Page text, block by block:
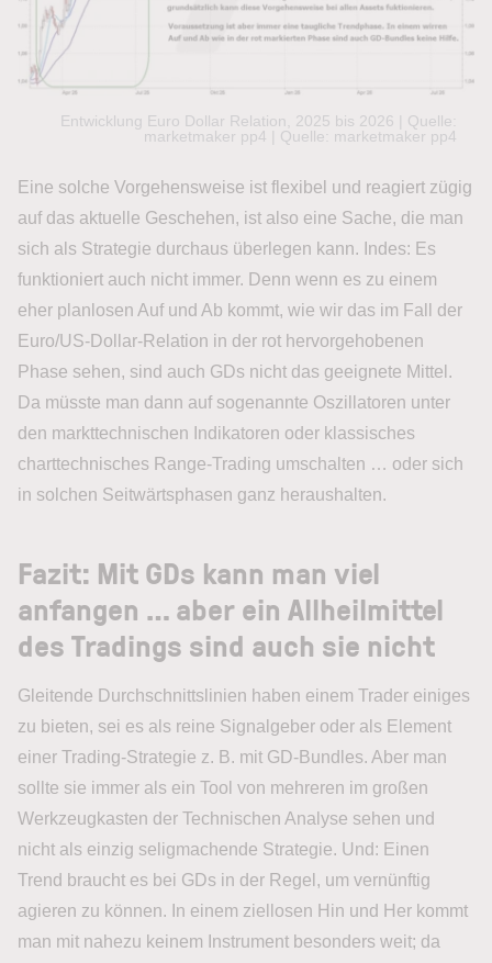
Entwicklung Euro Dollar Relation, 2025 bis 2026 | Quelle:
marketmaker pp4 | Quelle: marketmaker pp4
Eine solche Vorgehensweise ist flexibel und reagiert zügig
auf das aktuelle Geschehen, ist also eine Sache, die man
sich als Strategie durchaus überlegen kann. Indes: Es
funktioniert auch nicht immer. Denn wenn es zu einem
eher planlosen Auf und Ab kommt, wie wir das im Fall der
Euro/US-Dollar-Relation in der rot hervorgehobenen
Phase sehen, sind auch GDs nicht das geeignete Mittel.
Da müsste man dann auf sogenannte Oszillatoren unter
den markttechnischen Indikatoren oder klassisches
charttechnisches Range-Trading umschalten … oder sich
in solchen Seitwärtsphasen ganz heraushalten.
Fazit: Mit GDs kann man viel
anfangen … aber ein Allheilmittel
des Tradings sind auch sie nicht
Gleitende Durchschnittslinien haben einem Trader einiges
zu bieten, sei es als reine Signalgeber oder als Element
einer Trading-Strategie z. B. mit GD-Bundles. Aber man
sollte sie immer als ein Tool von mehreren im großen
Werkzeugkasten der Technischen Analyse sehen und
nicht als einzig seligmachende Strategie. Und: Einen
Trend braucht es bei GDs in der Regel, um vernünftig
agieren zu können. In einem ziellosen Hin und Her kommt
man mit nahezu keinem Instrument besonders weit; da